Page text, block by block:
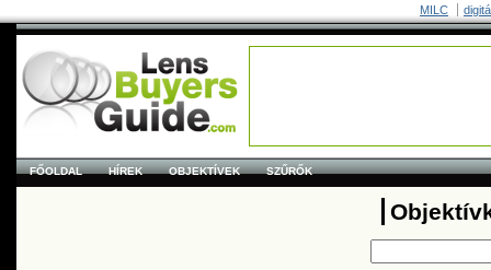
MILC
FŐOLDAL HÍREK OBJEKTÍVEK SZŰRŐK